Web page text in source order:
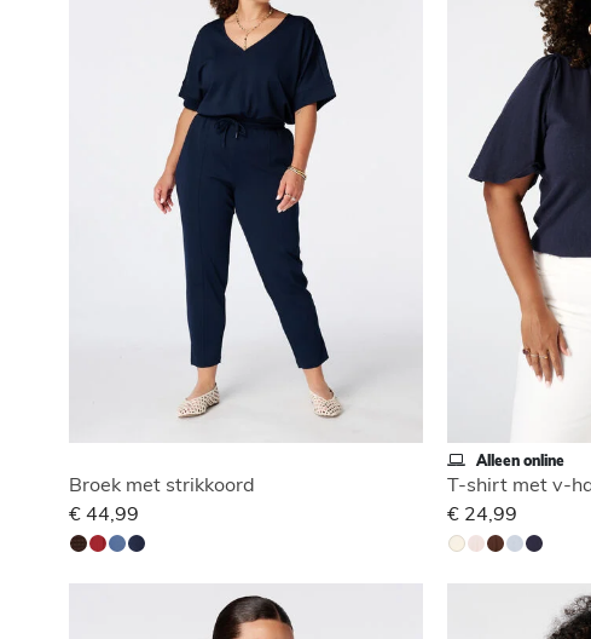
Broek met strikkoord
€ 44,99
Alleen online
T-shirt met v-
€ 24,99